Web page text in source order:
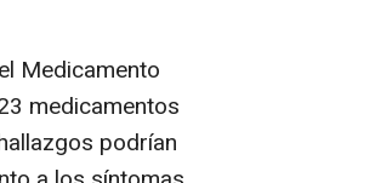
Medicamento
medicamentos
podrían